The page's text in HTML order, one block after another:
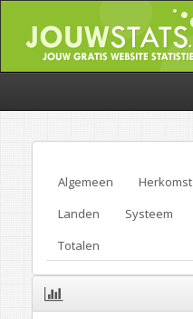
Algemeen Herkomst
Landen
Systeem
Totalen